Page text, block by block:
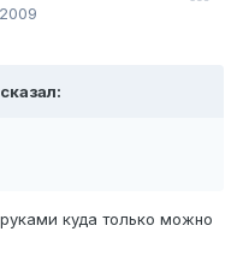
куда только можно